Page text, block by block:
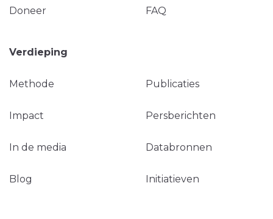
Doneer FAQ
Verdieping
Methode Publicaties
Impact Persberichten
In de media Databronnen
Blog Initiatieven